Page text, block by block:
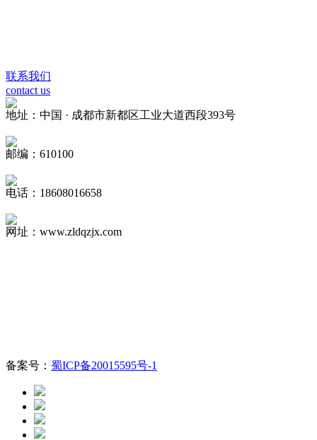
联系我们
contact us
地址：中国 · 成都市新都区工业大道西段393号
邮编：610100
电话：18608016658
网址：www.zldqzjx.com
备案号： 蜀ICP备20015595号-1